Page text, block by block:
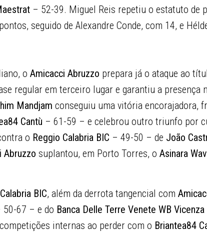
– 52-39. Miguel Reis repetiu o estatuto de
seguido de Alexandre Conde, com 14, e
o Amicacci Abruzzo prepara já o ataque ao
regular em terceiro lugar e garantiu a presença
Mandjam conseguiu uma vitória encorajadora,
Cantù – 61-59 – e celebrou outro triunfo por
o Reggio Calabria BIC – 49-50 – de João
Abruzzo suplantou, em Porto Torres, o Asinara
BIC, além da derrota tangencial com
50-67 – e do Banca Delle Terre Venete WB Vicenza
internas ao perder com o Briantea84